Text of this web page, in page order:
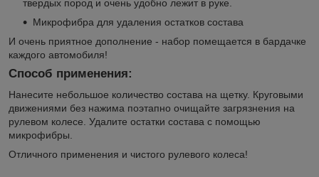
твердых пород и очень удобно лежит в руке.
Микрофибра для удаления остатков состава
И очень приятное дополнение - набор помещается в бардачке
каждого автомобиля!
Способ применения:
Нанесите небольшое количество состава на щетку. Круговыми
движениями без нажима поэтапно очищайте загрязнения на
рулевом колесе. Удалите остатки состава с помощью
микрофибры.
Отличного применения и чистого рулевого колеса!